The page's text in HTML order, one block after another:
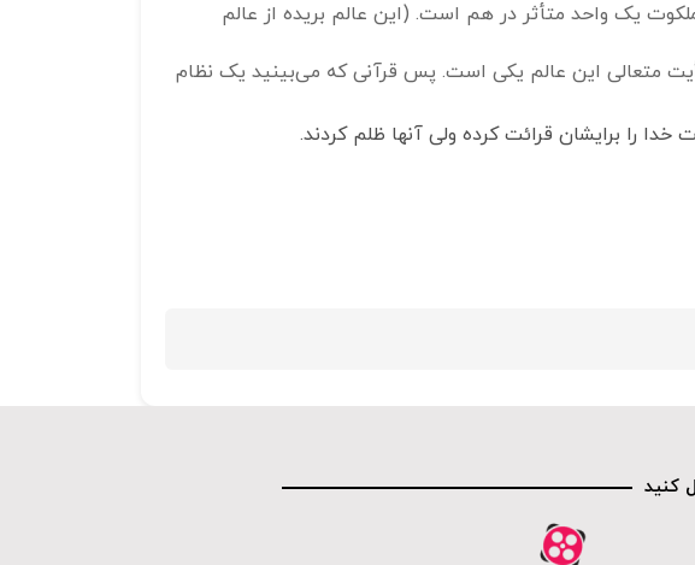
یک واحد متأثر در هم است. (این عالم بریده از عالم
متعالی این عالم یکی است. پس قرآنی که می‌بینید یک نظام
خدا را برایشان قرائت کرده ولی آنها ظلم کردند.
کنید